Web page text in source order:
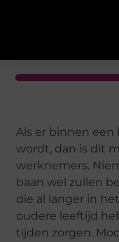
Als er binnen
wordt, dan is dit
werknemers.
baan wel zullen
die al langer in
oudere leeftijd
tijden zorgen.